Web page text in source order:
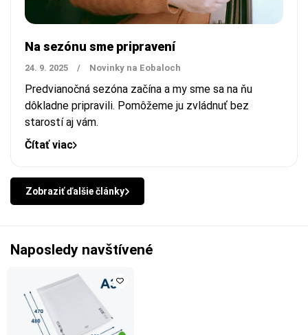
Na sezónu sme pripravení
24. 9. 2025 / Novinky na Eobaloch
Predvianočná sezóna začína a my sme sa na ňu
dôkladne pripravili. Pomôžeme ju zvládnuť bez
starostí aj vám.
Čítať viac
Zobraziť ďalšie články
Naposledy navštívené